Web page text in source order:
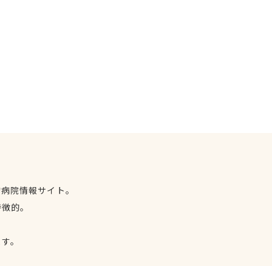
院情報サイト。
的。
。